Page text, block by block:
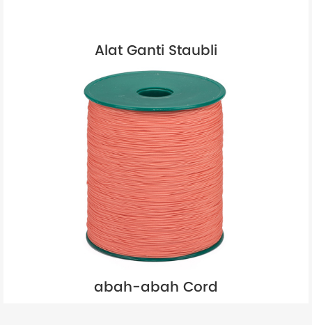
Alat Ganti Staubli
abah-abah Cord